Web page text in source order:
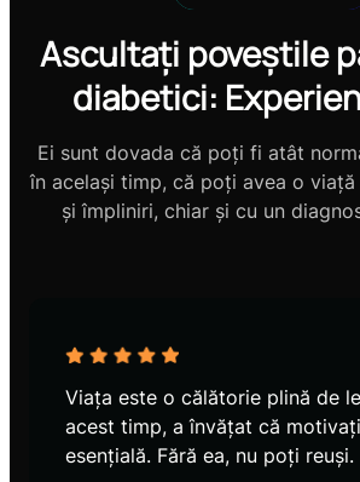
Ascultați poveștile
diabetici:
Ei sunt dovada că poți fi atât
în același timp, că poți avea o
și împliniri, chiar și cu un
Viața este o călătorie plină de
acest timp, a învățat că
esențială. Fără ea, nu poți reuși.